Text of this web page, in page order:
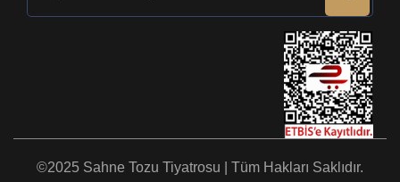
©2025 Sahne Tozu Tiyatrosu | Tüm Hakları Saklıdır.